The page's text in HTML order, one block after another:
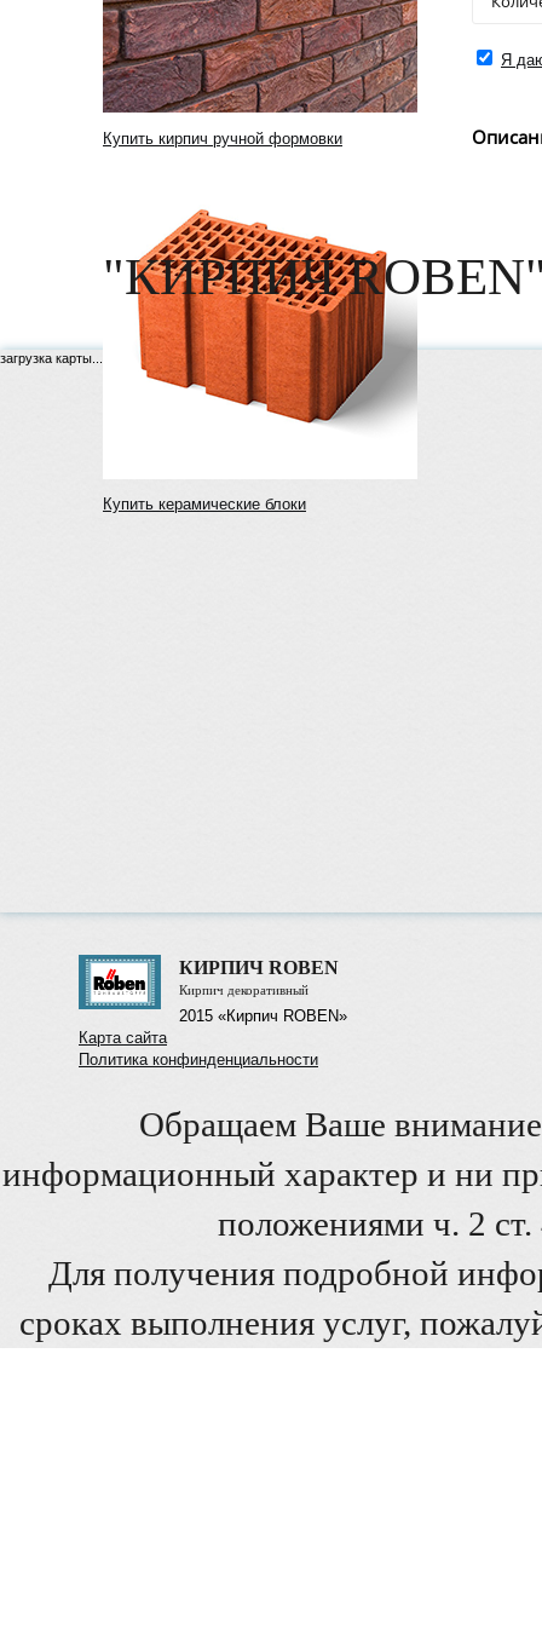
Купить кирпич ручной формовки
Купить керамические блоки
Я
"КИРПИЧ
загрузка карты...
КИРПИЧ ROBEN
Кирпич декоративный
2015 «Кирпич ROBEN»
Карта сайта
Политика конфинденциальности
Обращаем Ваше внимание
информационный характер и ни
положениями ч. 2
Для получения подробной
сроках выполнения услуг,